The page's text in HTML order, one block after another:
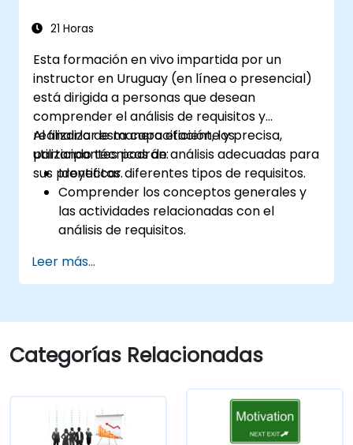
21 Horas
Esta formación en vivo impartida por un
instructor en Uruguay (en línea o presencial)
está dirigida a personas que desean
comprender el análisis de requisitos y
realizarlo de manera eficiente y precisa,
utilizando técnicas de análisis adecuadas para
sus proyectos.
Al finalizar esta capacitación, los
participantes podrán:
Identificar diferentes tipos de requisitos.
Comprender los conceptos generales y
las actividades relacionadas con el
análisis de requisitos.
requisitos.
Utilizar diversas técnicas de análisis de
Estructurar los requisitos para
comunicarse eficazmente con
arquitectos y desarrolladores mediante
requisitos.
Leer más...
Categorías Relacionadas